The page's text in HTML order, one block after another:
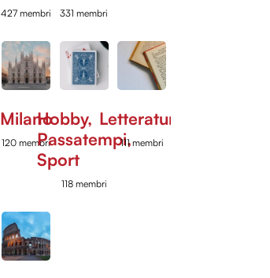
427 membri 331 membri
Milano
120 membri
Hobby,
Passatempi,
Sport
118 membri
Letteratura
111 membri